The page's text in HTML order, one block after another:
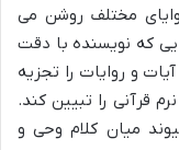
مختلف روشن می
که نویسنده با دقت
و روایات را تجزیه
قرآنی را تبیین کند.
میان کلام وحی و